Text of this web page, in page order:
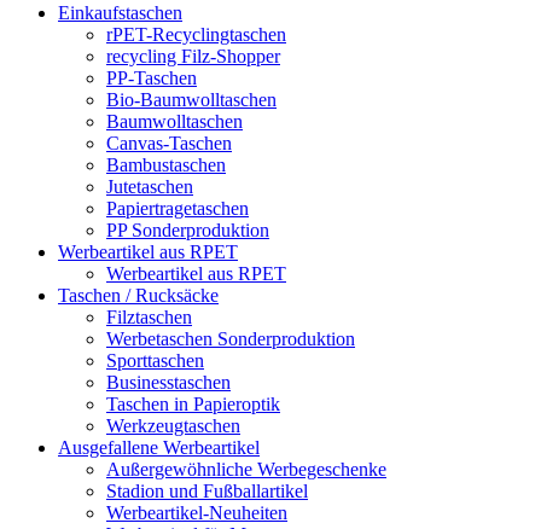
Einkaufstaschen
rPET-Recyclingtaschen
recycling Filz-Shopper
PP-Taschen
Bio-Baumwolltaschen
Baumwolltaschen
Canvas-Taschen
Bambustaschen
Jutetaschen
Papiertragetaschen
PP Sonderproduktion
Werbeartikel aus RPET
Werbeartikel aus RPET
Taschen / Rucksäcke
Filztaschen
Werbetaschen Sonderproduktion
Sporttaschen
Businesstaschen
Taschen in Papieroptik
Werkzeugtaschen
Ausgefallene Werbeartikel
Außergewöhnliche Werbegeschenke
Stadion und Fußballartikel
Werbeartikel-Neuheiten